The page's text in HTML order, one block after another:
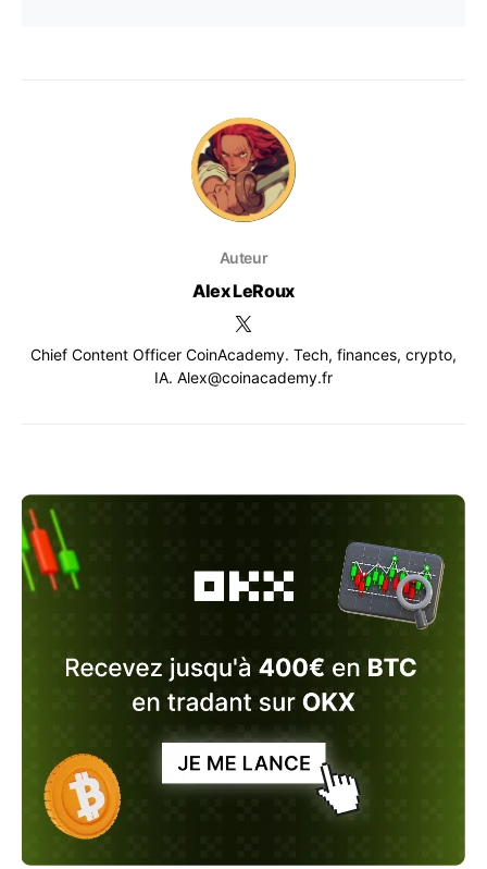
Auteur
Alex LeRoux
Chief Content Officer CoinAcademy. Tech, finances, crypto,
IA. Alex@coinacademy.fr